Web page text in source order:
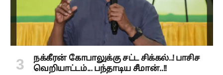
நக்கீரன் கோபாலுக்கு சட்ட சிக்கல்..! பாசிச
வெறியாட்டம்... பந்தாடிய சீமான்..!!